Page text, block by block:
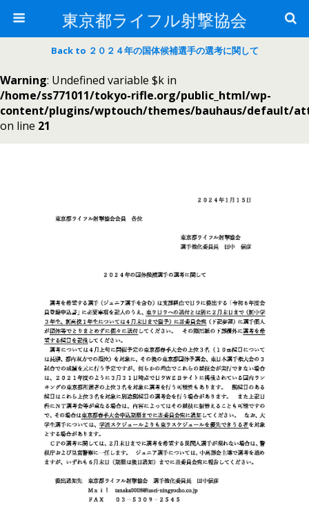
東京都ライフル射撃協会
Back to ２０２４年の国体候補選手の選考に関して
Warning: Undefined variable $k in
/home/ss771011/tokyo-rifle.org/public_html/wp-
content/plugins/wptouch/themes/bauhaus/default/
on line 21